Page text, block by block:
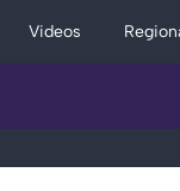
Videos